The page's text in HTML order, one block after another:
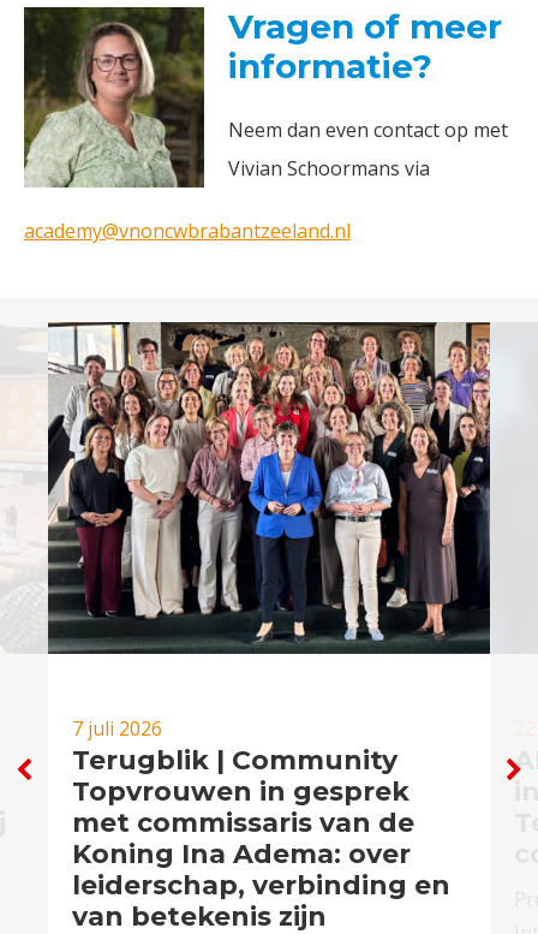
Vragen of meer
informatie?
Neem dan even contact op met
Vivian Schoormans via
academy@vnoncwbrabantzeeland.nl
7 juli 2026
Terugblik | Community
Topvrouwen in gesprek
met commissaris van de
Koning Ina Adema: over
leiderschap, verbinding en
van betekenis zijn